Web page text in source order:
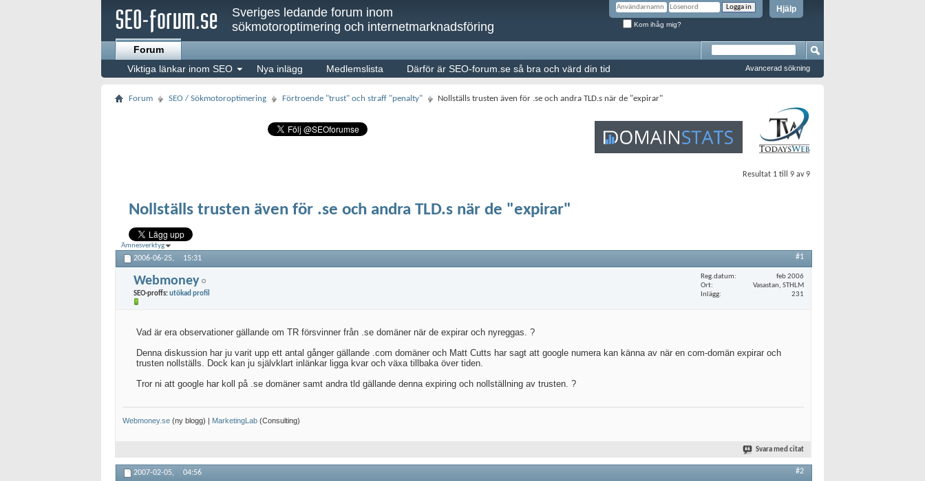
Hjälp
Kom ihåg mig?
Sveriges ledande forum inom
sökmotoroptimering och internetmarknadsföring
Forum
Viktiga länkar inom SEO
Nya inlägg Medlemslista Därför är SEO-forum.se så bra och värd din tid Avancerad sökning
Forum SEO / Sökmotoroptimering Förtroende "trust" och straff "penalty" Nollställs trusten även för .se och andra TLD.s när de "expirar"
Resultat 1 till 9 av 9
Nollställs trusten även för .se och andra TLD.s när de "expirar"
Ämnesverktyg
2006-06-25, 15:31 #1
Webmoney
SEO-proffs:utökad profil
Reg.datum
feb 2006
Ort
Vasastan, STHLM
Inlägg
231
Vad är era observationer gällande om TR försvinner från .se domäner när de expirar och nyreggas. ?
Denna diskussion har ju varit upp ett antal gånger gällande .com domäner och Matt Cutts har sagt att google numera kan känna av när en com-domän expirar och
trusten nollställs. Dock kan ju självklart inlänkar ligga kvar och växa tillbaka över tiden.
Tror ni att google har koll på .se domäner samt andra tld gällande denna expiring och nollställning av trusten. ?
Webmoney.se (ny blogg) | MarketingLab (Consulting)
Svara med citat
2007-02-05, 04:56 #2